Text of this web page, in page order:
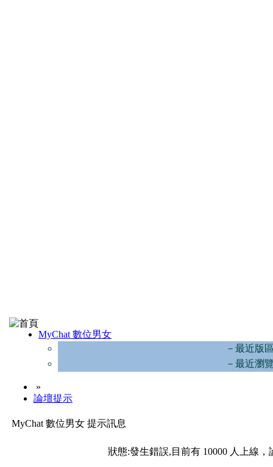
MyChat 數位男女
－最近版
－最近瀏
»
論壇提示
MyChat 數位男女 提示訊息
狀態:發生錯誤,目前有 10000 人上線